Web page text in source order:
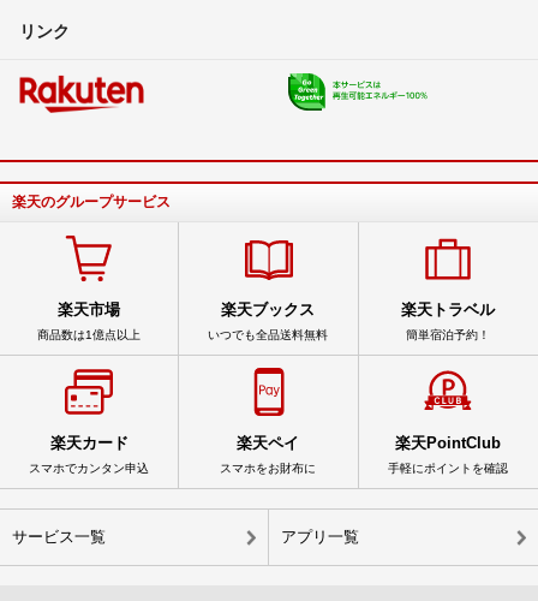
リンク
楽天のグループサービス
楽天市場
商品数は1億点以上
楽天ブックス
いつでも全品送料無料
楽天トラベル
簡単宿泊予約！
楽天カード
スマホでカンタン申込
楽天ペイ
スマホをお財布に
楽天PointClub
手軽にポイントを確認
サービス一覧 アプリ一覧